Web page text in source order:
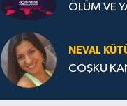
ÖLÜM VE
NEVAL
COŞKU